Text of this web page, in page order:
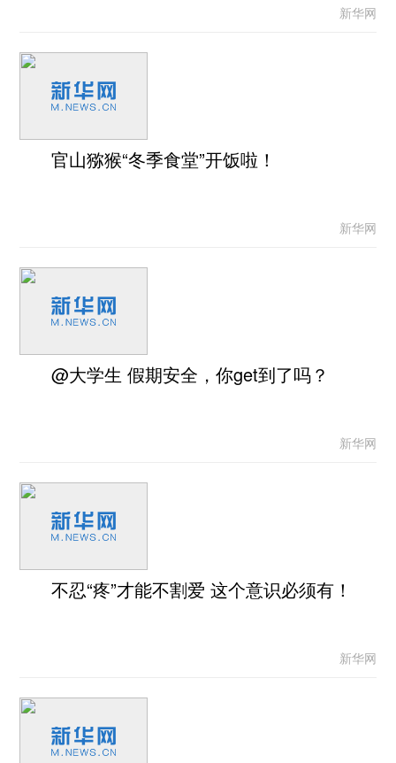
新华网
官山猕猴“冬季食堂”开饭啦！
新华网
@大学生 假期安全，你get到了吗？
新华网
不忍“疼”才能不割爱 这个意识必须有！
新华网